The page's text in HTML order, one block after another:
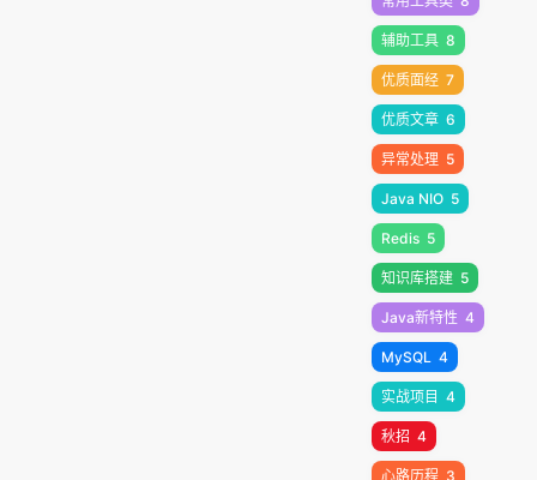
辅助工具 8
优质面经 7
优质文章 6
异常处理 5
Java NIO 5
Redis 5
知识库搭建 5
Java新特性 4
MySQL 4
实战项目 4
秋招 4
心路历程 3